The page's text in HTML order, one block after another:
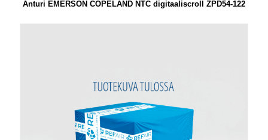
Anturi EMERSON COPELAND NTC digitaaliscroll ZPD54-122